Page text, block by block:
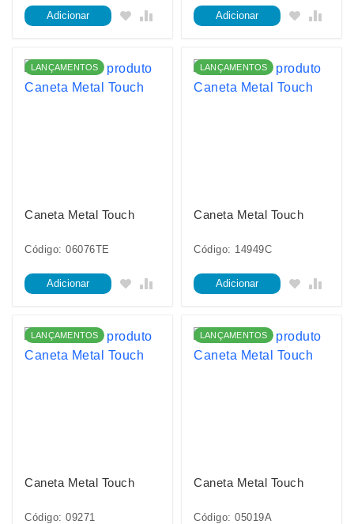
Adicionar Adicionar
LANÇAMENTOS
Caneta Metal Touch
Código: 06076TE
Adicionar
LANÇAMENTOS
Caneta Metal Touch
Código: 14949C
Adicionar
LANÇAMENTOS
Caneta Metal Touch
Código: 09271
LANÇAMENTOS
Caneta Metal Touch
Código: 05019A